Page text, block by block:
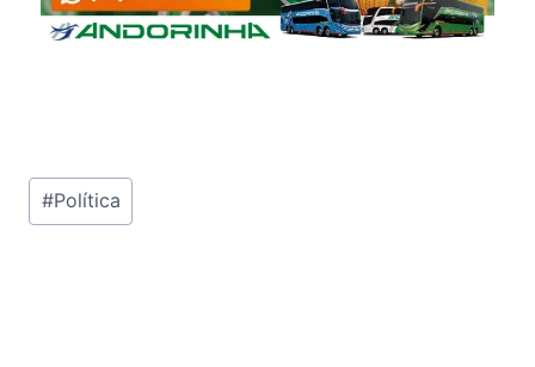
Tags
do
#Política